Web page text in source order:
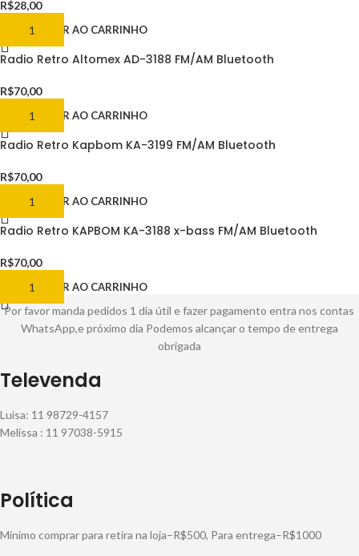
R$28,00
ADICIONAR AO CARRINHO
Radio Retro Altomex AD-3188 FM/AM Bluetooth
R$70,00
ADICIONAR AO CARRINHO
Radio Retro Kapbom KA-3199 FM/AM Bluetooth
R$70,00
ADICIONAR AO CARRINHO
Radio Retro KAPBOM KA-3188 x-bass FM/AM Bluetooth
R$70,00
ADICIONAR AO CARRINHO
Por favor manda pedidos 1 dia útil e fazer pagamento entra nos contas
WhatsApp,e próximo dia Podemos alcançar o tempo de entrega
obrigada
Televenda
Luisa: 11 98729-4157
Melissa : 11 97038-5915
Política
Mínimo comprar para retira na loja–R$500, Para entrega–R$1000